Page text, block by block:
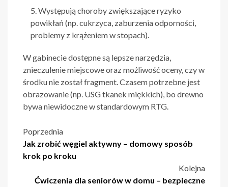
Występują choroby zwiększające ryzyko
powikłań (np. cukrzyca, zaburzenia odporności,
problemy z krążeniem w stopach).
W gabinecie dostępne są lepsze narzędzia,
znieczulenie miejscowe oraz możliwość oceny, czy w
środku nie został fragment. Czasem potrzebne jest
obrazowanie (np. USG tkanek miękkich), bo drewno
bywa niewidoczne w standardowym RTG.
Nawigacja
wpisu
Poprzednia
Jak zrobić węgiel aktywny – domowy sposób
krok po kroku
Kolejna
Ćwiczenia dla seniorów w domu – bezpieczne